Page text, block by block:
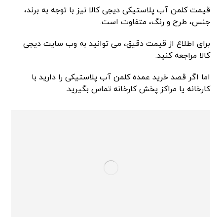
قیمت کلمن آب پلاستیکی دیجی کالا نیز با توجه به برند،
جنس، طرح و رنگ، متفاوت است.
برای اطلاع از قیمت دقیق، می‌ توانید به وب سایت دیجی
کالا مراجعه کنید.
اما اگر قصد خرید عمده کلمن آب پلاستیکی را دارید با
کارخانه یا مراکز پخش کارخانه تماس بگیرید.